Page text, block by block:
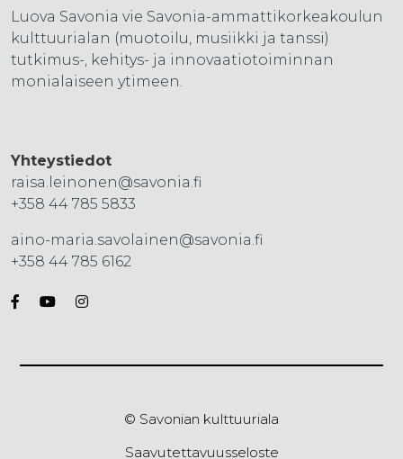
Luova Savonia vie Savonia-ammattikorkeakoulun
kulttuurialan (muotoilu, musiikki ja tanssi)
tutkimus-, kehitys- ja innovaatiotoiminnan
monialaiseen ytimeen.
Yhteystiedot
raisa.leinonen@savonia.fi
+358 44 785 5833
aino-maria.savolainen@savonia.fi
+358 44 785 6162
© Savonian kulttuuriala
Saavutettavuusseloste